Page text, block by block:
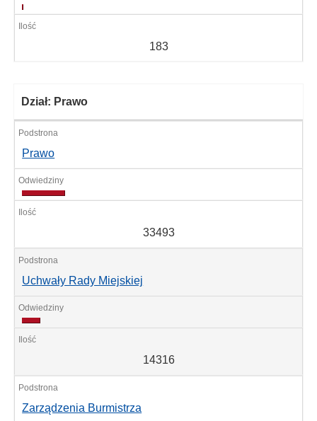
183
183
Dział: Prawo
Prawo
33493
33493
Uchwały Rady Miejskiej
14316
14316
Zarządzenia Burmistrza